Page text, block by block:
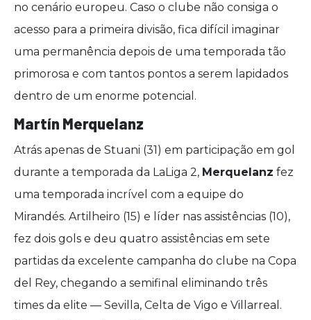
no cenário europeu. Caso o clube não consiga o
acesso para a primeira divisão, fica difícil imaginar
uma permanência depois de uma temporada tão
primorosa e com tantos pontos a serem lapidados
dentro de um enorme potencial.
Martín Merquelanz
Atrás apenas de Stuani (31) em participação em gol
durante a temporada da LaLiga 2, Merquelanz fez
uma temporada incrível com a equipe do
Mirandés. Artilheiro (15) e líder nas assistências (10),
fez dois gols e deu quatro assistências em sete
partidas da excelente campanha do clube na Copa
del Rey, chegando a semifinal eliminando três
times da elite — Sevilla, Celta de Vigo e Villarreal.